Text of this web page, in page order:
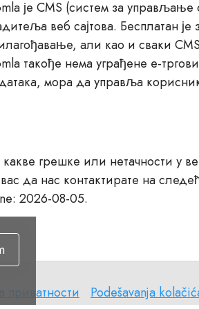
је CMS (систем за
веб сајтова. Бесплатан
али као и сваки
такође нема уграђене е-
мора да управља
грешке или нетачности у
да нас контактирате на
2026-08-05.
приватности
Podešavanja
Podešavanja